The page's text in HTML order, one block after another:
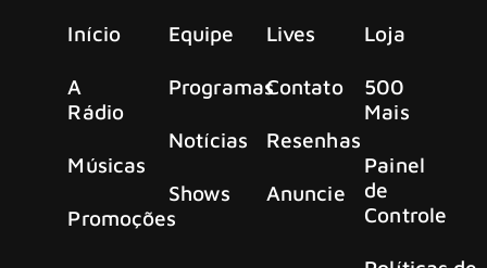
Início
A
Rádio
Músicas
Promoções
Equipe
Programas
Notícias
Shows
Lives
Contato
Resenhas
Anuncie
Loja
500
Mais
Painel
de
Controle